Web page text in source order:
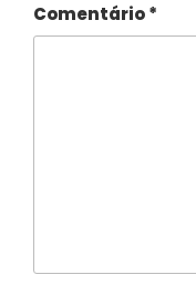
Comentário*